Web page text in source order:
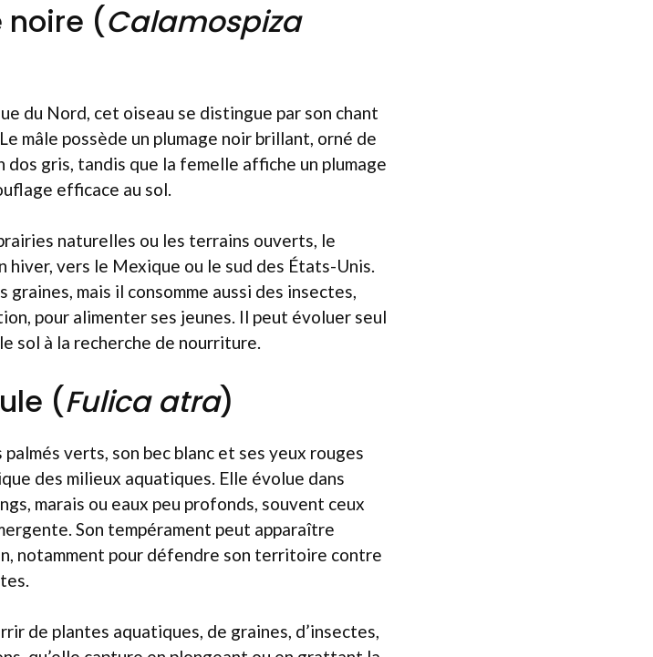
noire (Calamospiza
du Nord, cet oiseau se distingue par son chant
mâle possède un plumage noir brillant, orné de
dos gris, tandis que la femelle affiche un plumage
efficace au sol.
naturelles ou les terrains ouverts, le
hiver, vers le Mexique ou le sud des États-Unis.
mais il consomme aussi des insectes,
pour alimenter ses jeunes. Il peut évoluer seul
sol à la recherche de nourriture.
(Fulica atra)
verts, son bec blanc et ses yeux rouges
des milieux aquatiques. Elle évolue dans
marais ou eaux peu profonds, souvent ceux
Son tempérament peut apparaître
notamment pour défendre son territoire contre
de plantes aquatiques, de graines, d’insectes,